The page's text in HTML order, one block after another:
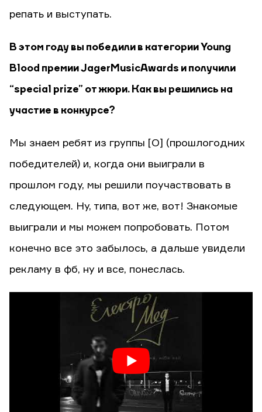
репать и выступать.
В этом году вы победили в категории Young
Blood премии JagerMusicAwards и получили
“special prize” от жюри. Как вы решились на
участие в конкурсе?
Мы знаем ребят из группы [O] (прошлогодних
победителей) и, когда они выиграли в
прошлом году, мы решили поучаствовать в
следующем. Ну, типа, вот же, вот! Знакомые
выиграли и мы можем попробовать. Потом
конечно все это забылось, а дальше увидели
рекламу в фб, ну и все, понеслась.